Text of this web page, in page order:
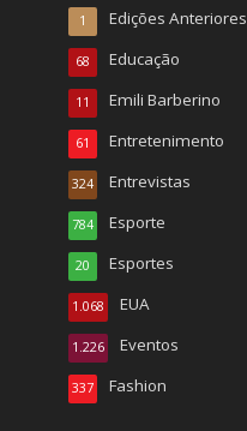
Edições Anteriores
1
Educação
68
Emili Barberino
11
Entretenimento
61
Entrevistas
324
Esporte
784
Esportes
20
EUA
1.068
Eventos
1.226
Fashion
337